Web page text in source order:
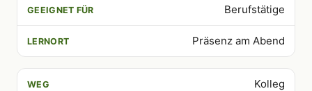
Berufstätige
Präsenz am Abend
Kolleg